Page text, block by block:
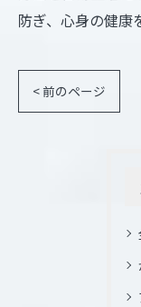
防ぎ、心身の健康
< 前のページ